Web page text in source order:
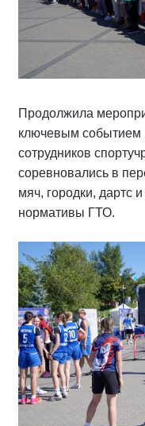
Продолжила
ключевым событием
сотрудников
соревновались в
мяч, городки, дартс
нормативы ГТО.